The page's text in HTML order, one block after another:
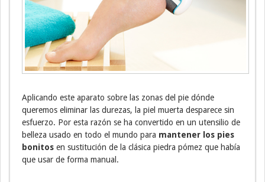
Aplicando este aparato sobre las zonas del pie dónde
queremos eliminar las durezas, la piel muerta desparece sin
esfuerzo. Por esta razón se ha convertido en un utensilio de
belleza usado en todo el mundo para mantener los pies
bonitos en sustitución de la clásica piedra pómez que había
que usar de forma manual.